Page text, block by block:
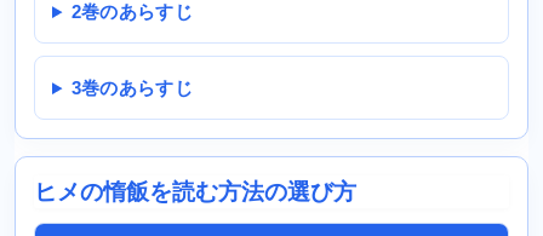
2巻のあらすじ
3巻のあらすじ
ヒメの惰飯を読む方法の選び方